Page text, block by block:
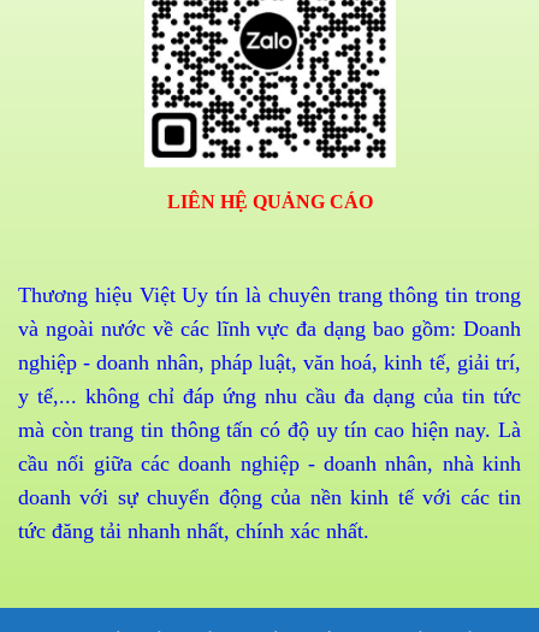
LIÊN HỆ QUẢNG CÁO
Thương hiệu Việt Uy tín là chuyên trang thông tin trong
và ngoài nước về các lĩnh vực đa dạng bao gồm: Doanh
nghiệp - doanh nhân, pháp luật, văn hoá, kinh tế, giải trí,
y tế,... không chỉ đáp ứng nhu cầu đa dạng của tin tức
mà còn trang tin thông tấn có độ uy tín cao hiện nay. Là
cầu nối giữa các doanh nghiệp - doanh nhân, nhà kinh
doanh với sự chuyển động của nền kinh tế với các tin
tức đăng tải nhanh nhất, chính xác nhất.